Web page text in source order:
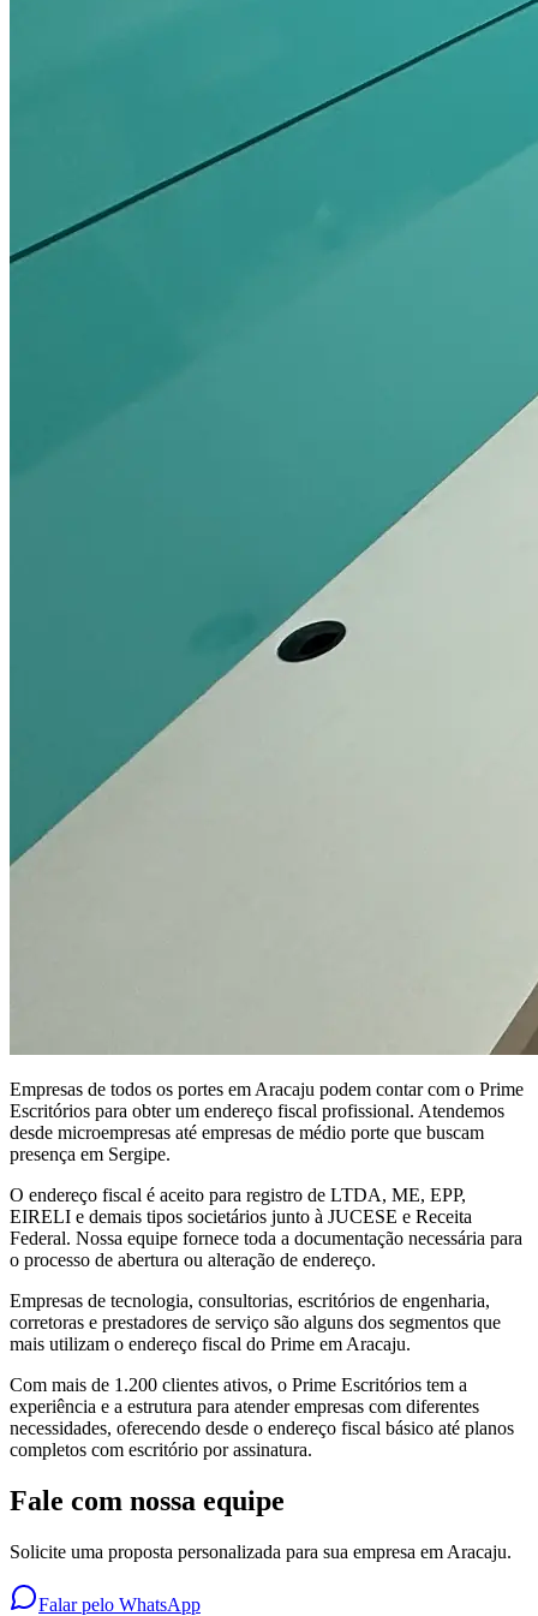
Empresas de todos os portes em Aracaju podem contar com o Prime
Escritórios para obter um endereço fiscal profissional. Atendemos
desde microempresas até empresas de médio porte que buscam
presença em Sergipe.
O endereço fiscal é aceito para registro de LTDA, ME, EPP,
EIRELI e demais tipos societários junto à JUCESE e Receita
Federal. Nossa equipe fornece toda a documentação necessária para
o processo de abertura ou alteração de endereço.
Empresas de tecnologia, consultorias, escritórios de engenharia,
corretoras e prestadores de serviço são alguns dos segmentos que
mais utilizam o endereço fiscal do Prime em Aracaju.
Com mais de 1.200 clientes ativos, o Prime Escritórios tem a
experiência e a estrutura para atender empresas com diferentes
necessidades, oferecendo desde o endereço fiscal básico até planos
completos com escritório por assinatura.
Fale com nossa equipe
Solicite uma proposta personalizada para sua empresa em Aracaju.
Falar pelo WhatsApp